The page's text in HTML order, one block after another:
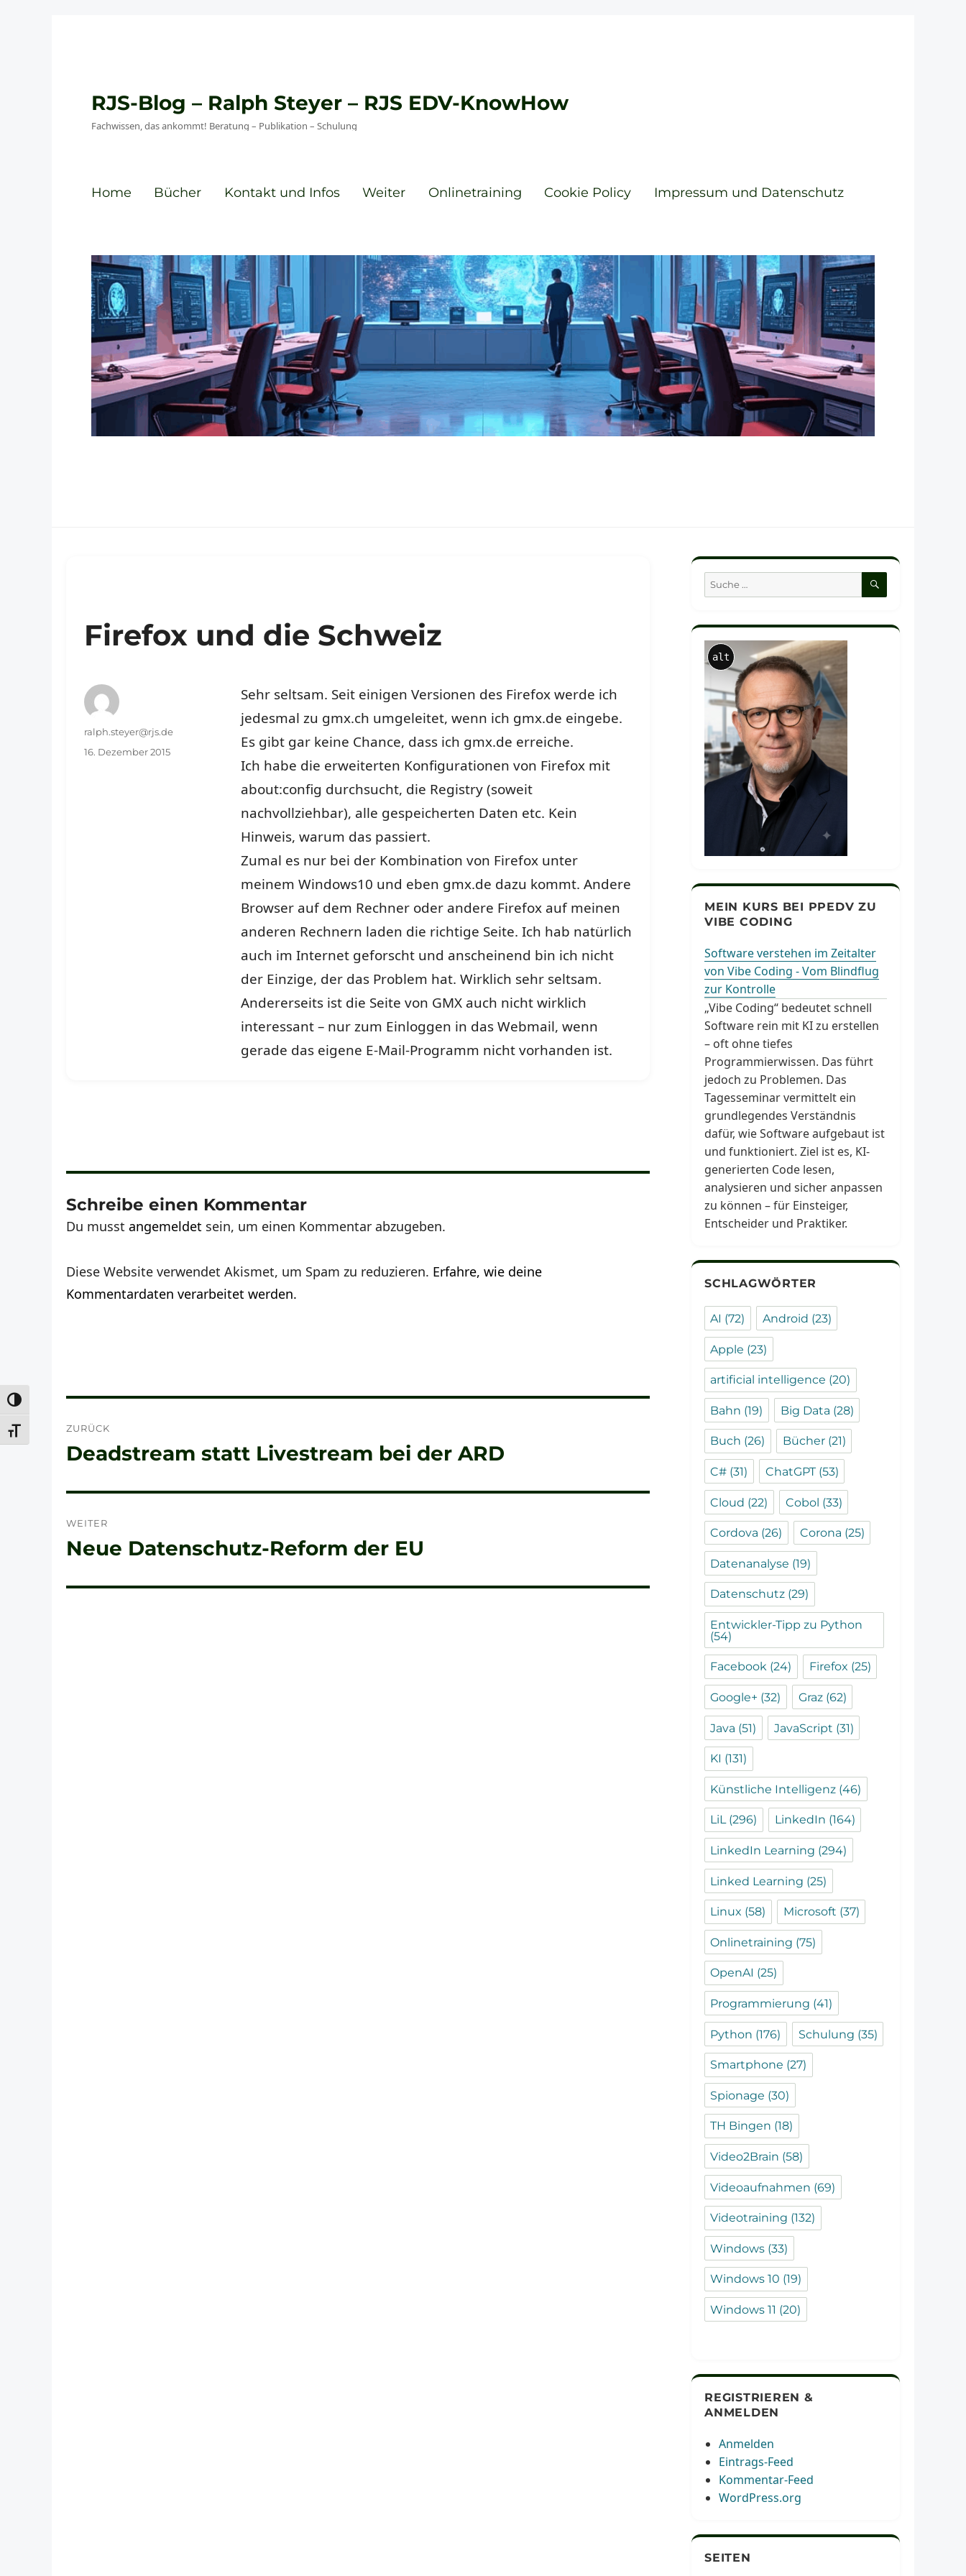
UMSCHALTEN AUF HOHE KONTRASTE
SCHRIFT VERGRÖSSERN
RJS-Blog – Ralph Steyer – RJS EDV-KnowHow
Fachwissen, das ankommt! Beratung – Publikation – Schulung
Home Bücher Kontakt und Infos Weiter Onlinetraining Cookie Policy Impressum und Datenschutz
Firefox und die Schweiz
Sehr seltsam. Seit einigen Versionen des Firefox werde ich
jedesmal zu gmx.ch umgeleitet, wenn ich gmx.de eingebe.
Es gibt gar keine Chance, dass ich gmx.de erreiche.
Ich habe die erweiterten Konfigurationen von Firefox mit
about:config durchsucht, die Registry (soweit
nachvollziehbar), alle gespeicherten Daten etc. Kein
Hinweis, warum das passiert.
Zumal es nur bei der Kombination von Firefox unter
meinem Windows10 und eben gmx.de dazu kommt. Andere
Browser auf dem Rechner oder andere Firefox auf meinen
anderen Rechnern laden die richtige Seite. Ich hab natürlich
auch im Internet geforscht und anscheinend bin ich nicht
der Einzige, der das Problem hat. Wirklich sehr seltsam.
Andererseits ist die Seite von GMX auch nicht wirklich
interessant – nur zum Einloggen in das Webmail, wenn
gerade das eigene E-Mail-Programm nicht vorhanden ist.
Autor
ralph.steyer@rjs.de
Veröffentlicht
16. Dezember 2015
Schreibe einen Kommentar
Du musst angemeldet sein, um einen Kommentar abzugeben.
Diese Website verwendet Akismet, um Spam zu reduzieren. Erfahre, wie deine
Kommentardaten verarbeitet werden.
ZURÜCK
Vorheriger
Deadstream statt Livestream bei der ARD
WEITER
Nächster
Neue Datenschutz-Reform der EU
Suche
nach:
SUCHEN
alt
MEIN KURS BEI PPEDV ZU
VIBE CODING
Software verstehen im Zeitalter
von Vibe Coding - Vom Blindflug
zur Kontrolle
„Vibe Coding“ bedeutet schnell
Software rein mit KI zu erstellen
– oft ohne tiefes
Programmierwissen. Das führt
jedoch zu Problemen. Das
Tagesseminar vermittelt ein
grundlegendes Verständnis
dafür, wie Software aufgebaut ist
und funktioniert. Ziel ist es, KI-
generierten Code lesen,
analysieren und sicher anpassen
zu können – für Einsteiger,
Entscheider und Praktiker.
SCHLAGWÖRTER
AI (72) Android (23)
Apple (23)
artificial intelligence (20)
Bahn (19) Big Data (28)
Buch (26) Bücher(21)
C# (31) ChatGPT(53)
Cloud (22) Cobol (33)
Cordova (26) Corona (25)
Datenanalyse (19)
Datenschutz (29)
Entwickler-Tipp zu Python
(54)
Facebook (24) Firefox (25)
Google+ (32) Graz(62)
Java (51) JavaScript (31)
KI (131)
Künstliche Intelligenz (46)
LiL(296) LinkedIn (164)
LinkedIn Learning (294)
Linked Learning (25)
Linux (58) Microsoft (37)
Onlinetraining (75)
OpenAI (25)
Programmierung (41)
Python (176) Schulung (35)
Smartphone (27)
Spionage (30)
TH Bingen (18)
Video2Brain (58)
Videoaufnahmen (69)
Videotraining (132)
Windows (33)
Windows 10 (19)
Windows 11 (20)
REGISTRIEREN &
ANMELDEN
Anmelden
Eintrags-Feed
Kommentar-Feed
WordPress.org
SEITEN